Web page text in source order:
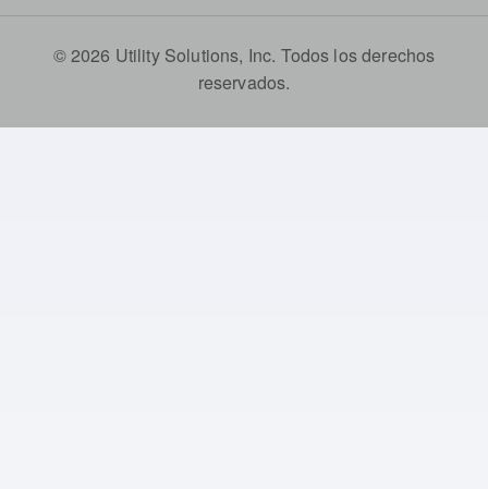
© 2026 Utility Solutions, Inc. Todos los derechos
reservados.